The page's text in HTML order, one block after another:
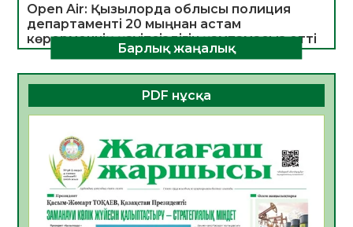
Open Air: Қызылорда облысы полиция
департаменті 20 мыңнан астам
көрерменнің қауіпсіздігін қамтамасыз етті
06.08.2026
14
ҚЫЗЫЛОРДАДА «САНАЛЫ ҰРПАҚ –
ЖАРҚЫН БОЛАШАҚ» АТТЫ КЕҢЕЙТІЛГЕН
МӘЖІЛІС ӨТТІ
05.08.2026
Қазақстан Орталық Азиядағы көшуге ең
қолайлы ел атанды
05.08.2026
29
Барлық жаңалық
PDF нұсқа